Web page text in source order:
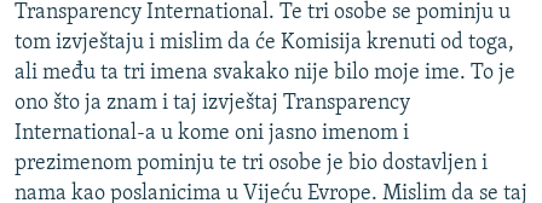
Transparency International. Te tri osobe se pominju u
tom izvještaju i mislim da će Komisija krenuti od toga,
ali među ta tri imena svakako nije bilo moje ime. To je
ono što ja znam i taj izvještaj Transparency
International-a u kome oni jasno imenom i
prezimenom pominju te tri osobe je bio dostavljen i
nama kao poslanicima u Vijeću Evrope. Mislim da se taj